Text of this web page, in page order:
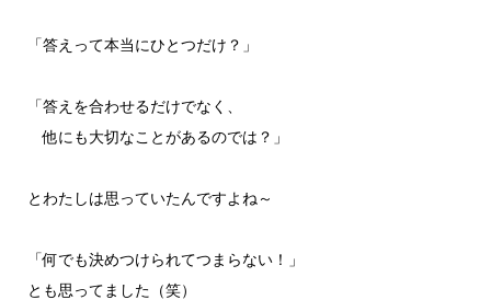
「答えって本当にひとつだけ？」
「答えを合わせるだけでなく、
他にも大切なことがあるのでは？」
とわたしは思っていたんですよね～
「何でも決めつけられてつまらない！」
とも思ってました（笑）